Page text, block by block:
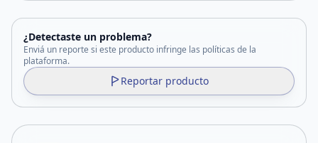
¿Detectaste un problema?
Enviá un reporte si este producto infringe las políticas de la
plataforma.
Reportar producto